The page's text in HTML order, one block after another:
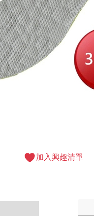
加入興趣清單